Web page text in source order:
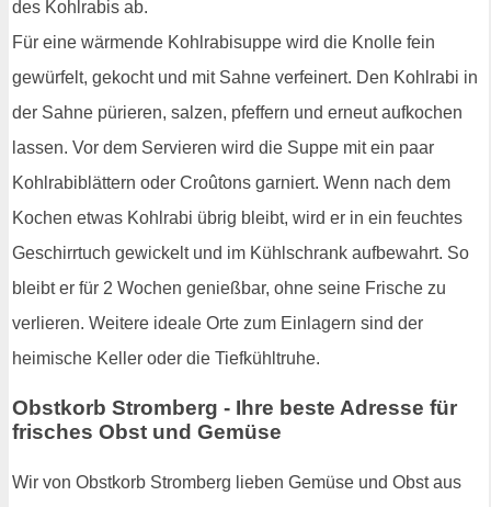
des Kohlrabis ab.
Für eine wärmende Kohlrabisuppe wird die Knolle fein
gewürfelt, gekocht und mit Sahne verfeinert. Den Kohlrabi in
der Sahne pürieren, salzen, pfeffern und erneut aufkochen
lassen. Vor dem Servieren wird die Suppe mit ein paar
Kohlrabiblättern oder Croûtons garniert. Wenn nach dem
Kochen etwas Kohlrabi übrig bleibt, wird er in ein feuchtes
Geschirrtuch gewickelt und im Kühlschrank aufbewahrt. So
bleibt er für 2 Wochen genießbar, ohne seine Frische zu
verlieren. Weitere ideale Orte zum Einlagern sind der
heimische Keller oder die Tiefkühltruhe.
Obstkorb Stromberg - Ihre beste Adresse für
frisches Obst und Gemüse
Wir von Obstkorb Stromberg lieben Gemüse und Obst aus